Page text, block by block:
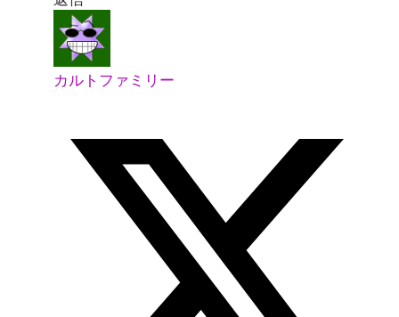
カルトファミリー